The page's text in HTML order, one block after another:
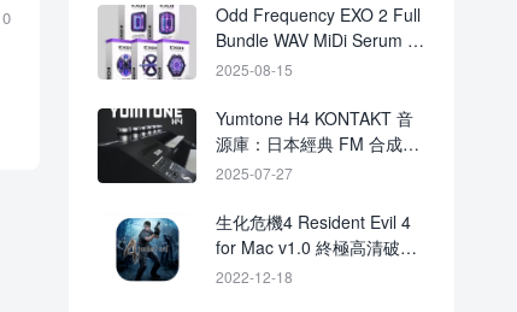
0
Odd Frequency EXO 2 Full
Bundle WAV MiDi Serum 2
Presets-FANTASTiC
2025-08-15
Yumtone H4 KONTAKT 音
源庫：日本經典 FM 合成器
Yamaha HC-4 音色重現
2025-07-27
生化危機4 Resident Evil 4
for Mac v1.0 終極高清破解
版
2022-12-18